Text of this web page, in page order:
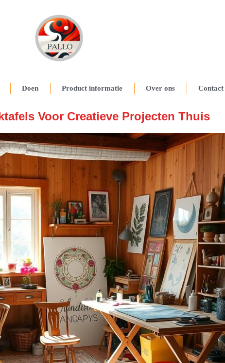
Doen Product informatie Over ons Contact
Voor Creatieve Projecten Thuis